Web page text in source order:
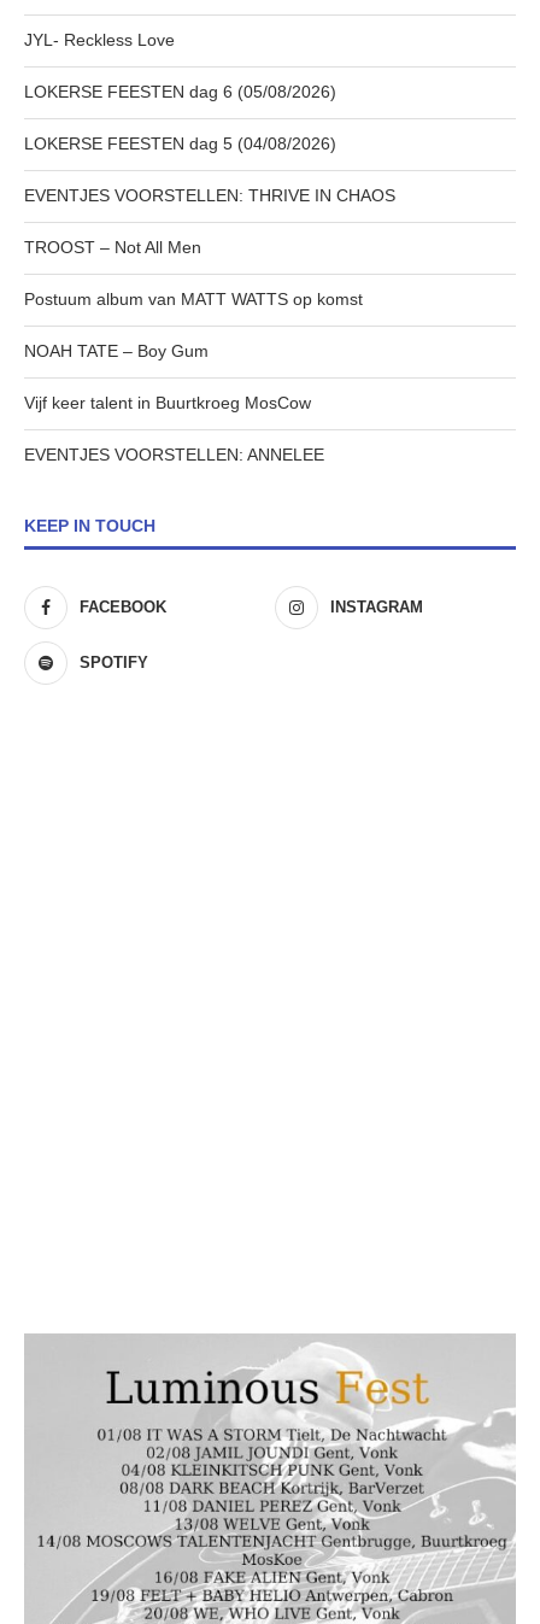
JYL- Reckless Love
LOKERSE FEESTEN dag 6 (05/08/2026)
LOKERSE FEESTEN dag 5 (04/08/2026)
EVENTJES VOORSTELLEN: THRIVE IN CHAOS
TROOST – Not All Men
Postuum album van MATT WATTS op komst
NOAH TATE – Boy Gum
Vijf keer talent in Buurtkroeg MosCow
EVENTJES VOORSTELLEN: ANNELEE
KEEP IN TOUCH
FACEBOOK INSTAGRAM
SPOTIFY